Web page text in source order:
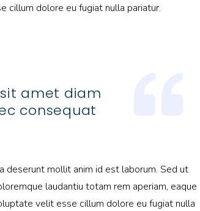
cillum dolore eu fugiat nulla pariatur.
amet diam
consequat
deserunt mollit anim id est laborum. Sed ut
laudantiu totam rem aperiam, eaque
velit esse cillum dolore eu fugiat nulla